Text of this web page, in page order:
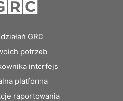
GRC
potrzeb
interfejs
platforma
raportowania